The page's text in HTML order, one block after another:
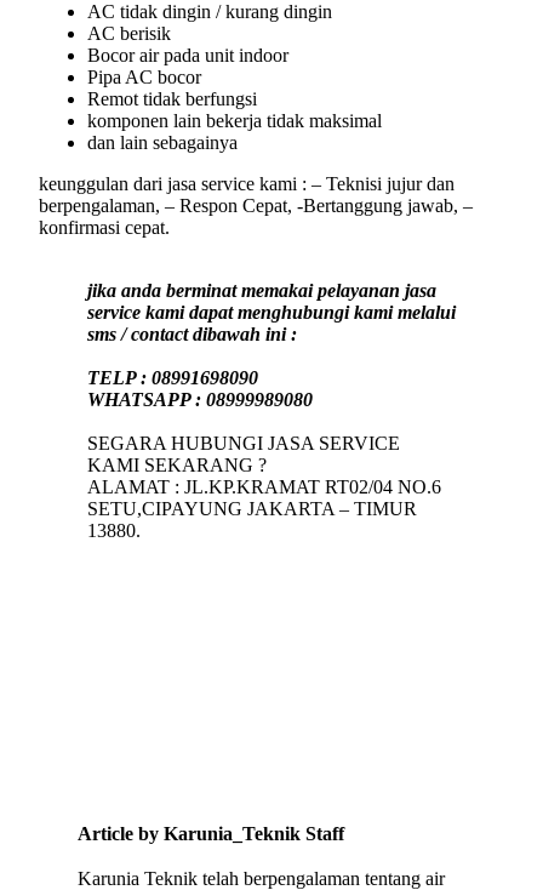
AC tidak dingin / kurang dingin
AC berisik
Bocor air pada unit indoor
Pipa AC bocor
Remot tidak berfungsi
komponen lain bekerja tidak maksimal
dan lain sebagainya
keunggulan dari jasa service kami : – Teknisi jujur dan
berpengalaman, – Respon Cepat, -Bertanggung jawab, –
konfirmasi cepat.
jika anda berminat memakai pelayanan jasa
service kami dapat menghubungi kami melalui
sms / contact dibawah ini :
TELP : 08991698090
WHATSAPP : 08999989080
SEGARA HUBUNGI JASA SERVICE
KAMI SEKARANG ?
ALAMAT : JL.KP.KRAMAT RT02/04 NO.6
SETU,CIPAYUNG JAKARTA – TIMUR
13880.
Article by Karunia_Teknik Staff
Karunia Teknik telah berpengalaman tentang air